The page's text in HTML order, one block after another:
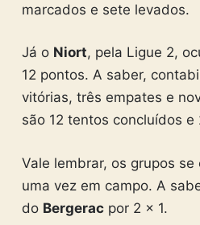
marcados e sete levados.
Já o Niort, pela Ligue 2,
12 pontos. A saber,
vitórias, três empates e
são 12 tentos concluídos e
Vale lembrar, os grupos
uma vez em campo. A
do Bergeracpor 2 x 1.